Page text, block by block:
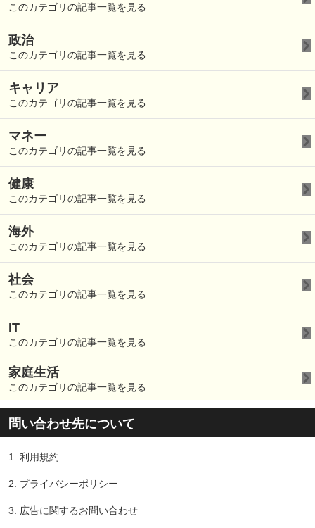
このカテゴリの記事一覧を見る
政治
このカテゴリの記事一覧を見る
キャリア
このカテゴリの記事一覧を見る
マネー
このカテゴリの記事一覧を見る
健康
このカテゴリの記事一覧を見る
海外
このカテゴリの記事一覧を見る
社会
このカテゴリの記事一覧を見る
IT
このカテゴリの記事一覧を見る
家庭生活
このカテゴリの記事一覧を見る
問い合わせ先について
1. 利用規約
2. プライバシーポリシー
3. 広告に関するお問い合わせ